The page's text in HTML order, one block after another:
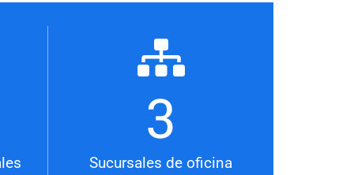
Sucursales de oficina
3